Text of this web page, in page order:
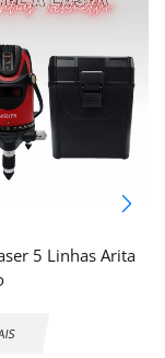
5 Linhas Arita